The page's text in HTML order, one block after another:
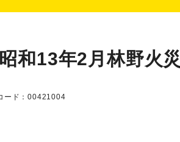
昭和13年2月林野火
ード：00421004